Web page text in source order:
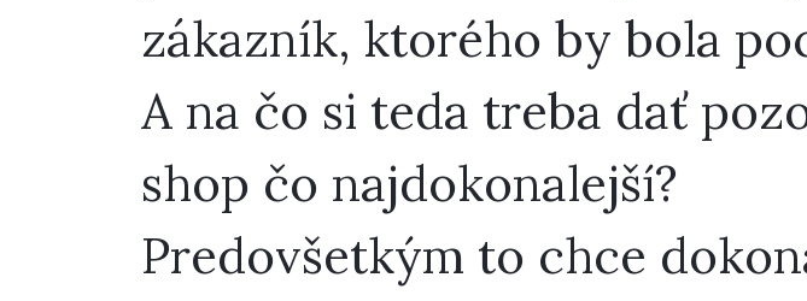
zákazník, ktorého by bola
A na čo si teda treba dať
shop čo najdokonalejší?
Predovšetkým to chce